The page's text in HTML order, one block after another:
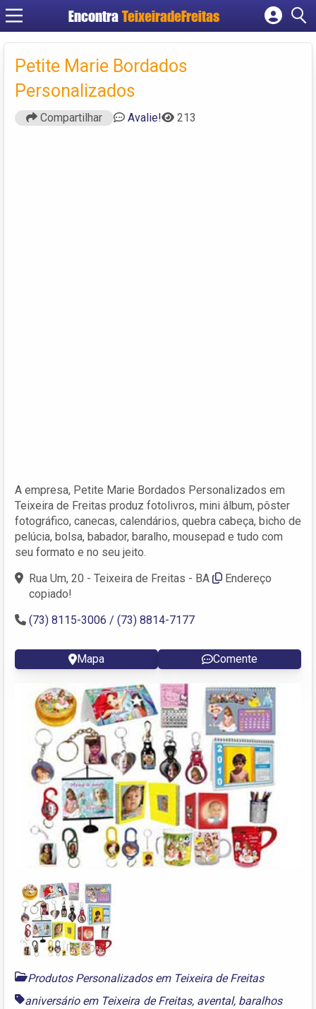
Encontra TeixeiradeFreitas
Cadastrar empresa
Criar conta
Petite Marie Bordados
Personalizados
Compartilhar Avalie! 213
A empresa, Petite Marie Bordados Personalizados em
Teixeira de Freitas produz fotolivros, mini álbum, pôster
fotográfico, canecas, calendários, quebra cabeça, bicho de
pelúcia, bolsa, babador, baralho, mousepad e tudo com
seu formato e no seu jeito.
Rua Um, 20 - Teixeira de Freitas - BA
Endereço
copiado!
(73) 8115-3006 / (73) 8814-7177
Mapa Comente
Produtos Personalizados em Teixeira de Freitas
aniversário em Teixeira de Freitas, avental, baralhos